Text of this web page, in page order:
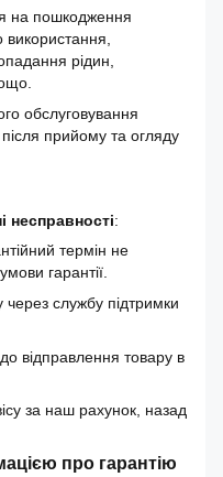
на пошкодження
використання,
рідин,
обслуговування
прийому та огляду
несправності:
термін не
гарантії.
службу підтримки
відправлення товару в
за наш рахунок, назад
про гарантію